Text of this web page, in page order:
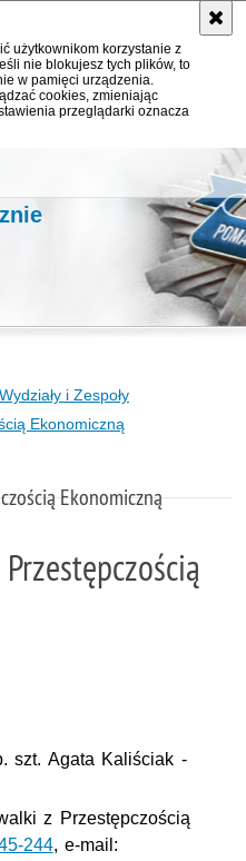
użytkownikom korzystanie z
nie blokujesz tych plików, to
w pamięci urządzenia.
cookies, zmieniając
przeglądarki oznacza
Wydziały i Zespoły
Ekonomiczną
Ekonomiczną
szt. Agata Kaliściak -
z Przestępczością
244, e-mail: